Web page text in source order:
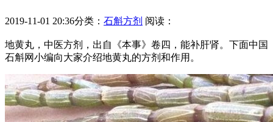
2019-11-01 20:36分类： 石斛方剂 阅读：
地黄丸，中医方剂，出自《本事》卷四，能补肝肾。下面中国
石斛网小编向大家介绍地黄丸的方剂和作用。